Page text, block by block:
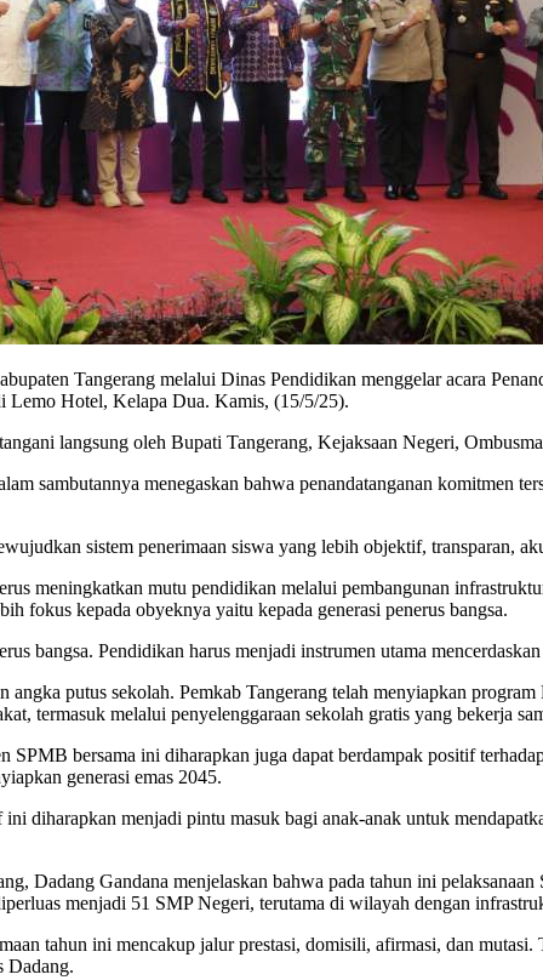
Tangerang melalui Dinas Pendidikan menggelar acara
Lemo Hotel, Kelapa Dua. Kamis, (15/5/25).
langsung oleh Bupati Tangerang, Kejaksaan Negeri,
sambutannya menegaskan bahwa penandatanganan komitmen
sistem penerimaan siswa yang lebih objektif, transparan,
meningkatkan mutu pendidikan melalui pembangunan
fokus kepada obyeknya yaitu kepada generasi penerus bangsa.
bangsa. Pendidikan harus menjadi instrumen utama
putus sekolah. Pemkab Tangerang telah menyiapkan
termasuk melalui penyelenggaraan sekolah gratis yang bekerja
SPMB bersama ini diharapkan juga dapat berdampak positif
generasi emas 2045.
diharapkan menjadi pintu masuk bagi anak-anak untuk
Dadang Gandana menjelaskan bahwa pada tahun ini
menjadi 51 SMP Negeri, terutama di wilayah dengan
tahun ini mencakup jalur prestasi, domisili, afirmasi, dan
Dadang.